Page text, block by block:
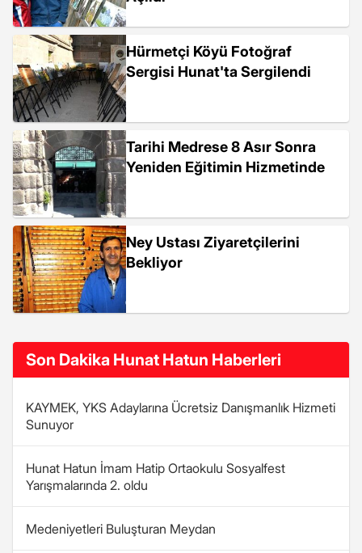
Hürmetçi Köyü Fotoğraf
Sergisi Hunat'ta Sergilendi
Tarihi Medrese 8 Asır Sonra
Yeniden Eğitimin Hizmetinde
Ney Ustası Ziyaretçilerini
Bekliyor
Son Dakika Hunat Hatun Haberleri
KAYMEK, YKS Adaylarına Ücretsiz Danışmanlık Hizmeti
Sunuyor
Hunat Hatun İmam Hatip Ortaokulu Sosyalfest
Yarışmalarında 2. oldu
Medeniyetleri Buluşturan Meydan